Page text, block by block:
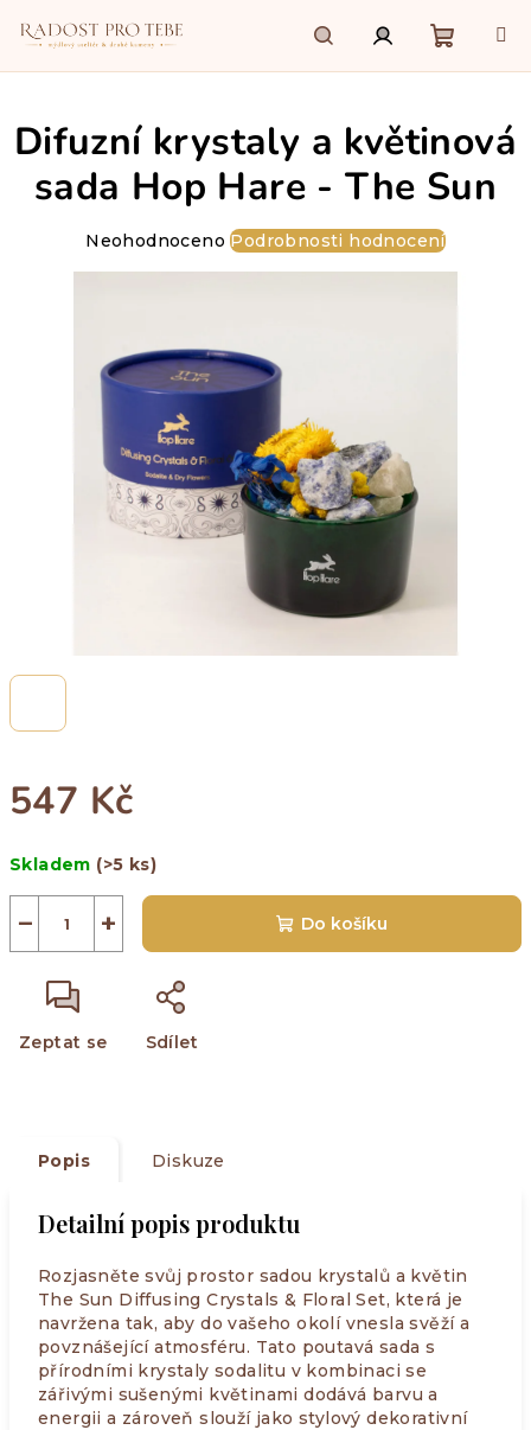
HledatPřihlášení
košík
547 Kč
cena:
Skladem (>5 ks)
+
− Do košíku
Zeptat se Sdílet
Difuzní krystaly a květinová
sada Hop Hare - The Sun
Průměrné
Neohodnoceno Podrobnosti hodnocení
Popis Diskuze
Detailní popis produktu
Rozjasněte svůj prostor sadou krystalů a květin
The Sun Diffusing Crystals & Floral Set, která je
navržena tak, aby do vašeho okolí vnesla svěží a
povznášející atmosféru. Tato poutavá sada s
přírodními krystaly sodalitu v kombinaci se
zářivými sušenými květinami dodává barvu a
energii a zároveň slouží jako stylový dekorativní